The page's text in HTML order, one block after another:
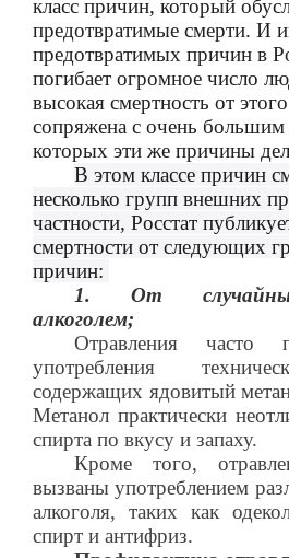
класс причин, который
предотвратимые смерти. И
предотвратимых причин в
погибает огромное число
высокая смертность от
сопряжена с очень
которых эти же причины
В этом классе причин
несколько групп внешних
частности, Росстат
смертности от следующих
причин:
1. От
алкоголем;
Отравления часто
употребления
содержащих ядовитый
Метанол практически
спирта по вкусу и запаху.
Кроме того,
вызваны употреблением
алкоголя, таких как
спирт и антифриз.